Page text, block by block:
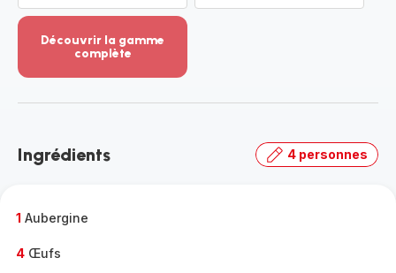
Découvrir la gamme
complète
-
gamme
Ingrédients 4 personnes
1 Aubergine
4 Œufs